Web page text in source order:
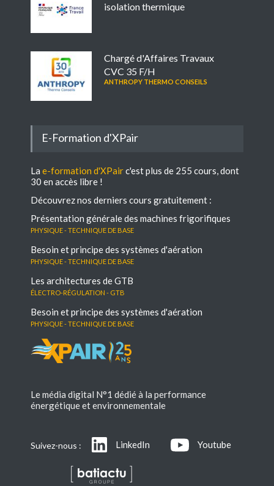
isolation thermique
Chargé d'Affaires Travaux
CVC 35 F/H
ANTHROPY THERMO CONSEILS
E-Formation d'XPair
La e-formation d'XPairc'est plus de 255 cours, dont
30 en accès libre !
Découvrez nos derniers cours gratuitement :
Présentation générale des machines frigorifiques
Physique - Technique de base
Besoin et principe des systèmes d'aération
Physique - Technique de base
Les architectures de GTB
électro-régulation - GTB
Besoin et principe des systèmes d'aération
Physique - Technique de base
Le média digital N°1 dédié à la performance
énergétique et environnementale
Suivez-nous : LinkedIn Youtube